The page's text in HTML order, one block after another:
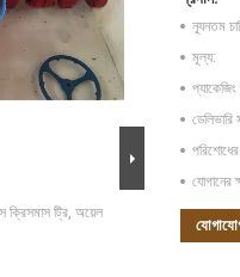
ট্রি, অয়েল
ন্যূনতম
মূল্য:
প্যাকেজিং
ডেলিভারি
যোগানের